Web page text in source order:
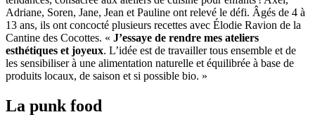
Adriane, Soren, Jane, Jean et Pauline ont relevé le défi. Âgés de 4 à
13 ans, ils ont concocté plusieurs recettes avec Élodie Ravion de la
Cantine des Cocottes. « J’essaye de rendre mes ateliers
esthétiques et joyeux. L’idée est de travailler tous ensemble et de
les sensibiliser à une alimentation naturelle et équilibrée à base de
produits locaux, de saison et si possible bio. »
La punk food